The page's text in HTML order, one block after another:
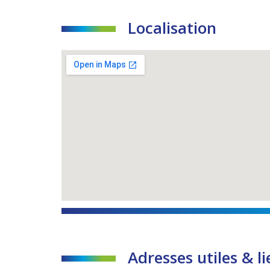
Localisation
Adresses utiles &